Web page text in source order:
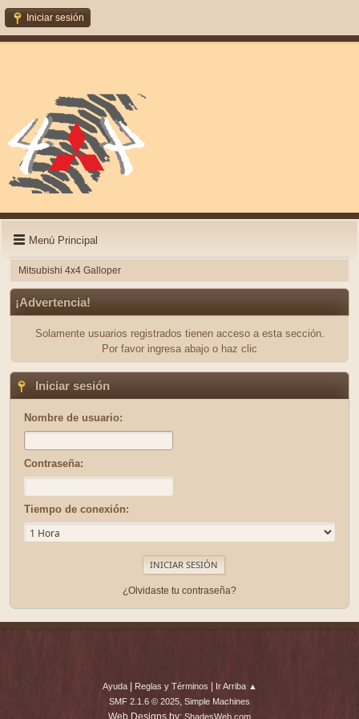
Iniciar sesión
Menú Principal
Mitsubishi 4x4 Galloper
¡Advertencia!
Solamente usuarios registrados tienen acceso a esta sección.
Por favor ingresa abajo o haz clic
Iniciar sesión
Nombre de usuario:
Contraseña:
Tiempo de conexión:
¿Olvidaste tu contraseña?
Ayuda| Reglas y Términos
Ir Arriba ▲
SMF 2.1.6 © 2025, Simple Machines
ShadesWeb.com